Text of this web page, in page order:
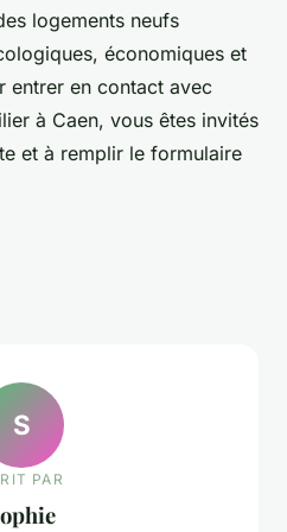
logements neufs
économiques et
entrer en contact avec
à Caen, vous êtes invités
et à remplir le formulaire
S
PAR